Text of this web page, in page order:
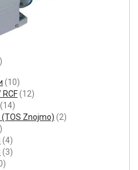
(10)
(12)
(14)
Znojmo) (2)
(4)
(3)